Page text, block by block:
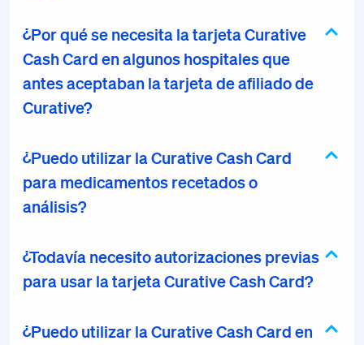
¿Por qué se necesita la tarjeta Curative
Cash Card en algunos hospitales que
antes aceptaban la tarjeta de afiliado de
Curative?
¿Puedo utilizar la Curative Cash Card
para medicamentos recetados o
análisis?
¿Todavía necesito autorizaciones previas
para usar la tarjeta Curative Cash Card?
¿Puedo utilizar la Curative Cash Card en